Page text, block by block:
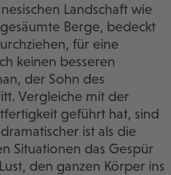
Landschaft wie
Berge, bedeckt
für eine
keinen besseren
der Sohn des
Vergleiche mit der
geführt hat, sind
ist als die
Situationen das Gespür
den ganzen Körper ins